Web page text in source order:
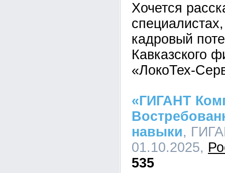
Хочется
кадровый
Кавказского
«ЛокоТех-
«ГИГАНТ
навыки,
01.10.2025,
535